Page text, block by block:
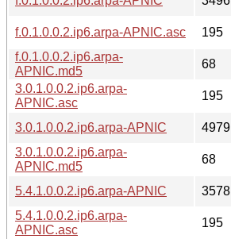
f.0.1.0.0.2.ip6.arpa-APNIC.asc
195
f.0.1.0.0.2.ip6.arpa-
APNIC.md5
68
3.0.1.0.0.2.ip6.arpa-
APNIC.asc
195
3.0.1.0.0.2.ip6.arpa-APNIC
4979
3.0.1.0.0.2.ip6.arpa-
APNIC.md5
68
5.4.1.0.0.2.ip6.arpa-APNIC
3578
5.4.1.0.0.2.ip6.arpa-
APNIC.asc
195